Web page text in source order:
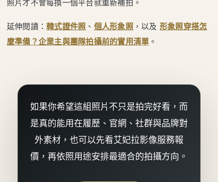
照片才不會每換一個平台就重新補拍。
延伸閱讀：韓式證件照 、 個人形象照，以及 形象照穿搭怎
麼準備？企業主與團隊拍攝前的實用清單 。
如果你希望這組照片不只是拍完好看，而
是真的能用在履歷、官網、社群與品牌對
外素材，也可以先看艾妃拉影像服務報
價，再依照用途安排最適合的拍攝方向。